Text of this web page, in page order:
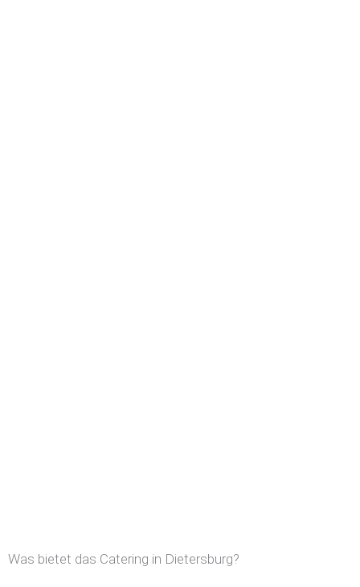
Was bietet das Catering in Dietersburg?